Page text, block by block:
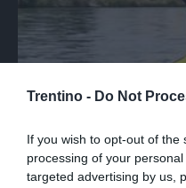
Trentino - Do Not
If you wish to opt-out of
processing of your
targeted advertising by us,
SPORT